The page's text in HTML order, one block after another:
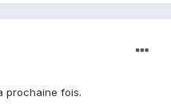
prochaine fois.